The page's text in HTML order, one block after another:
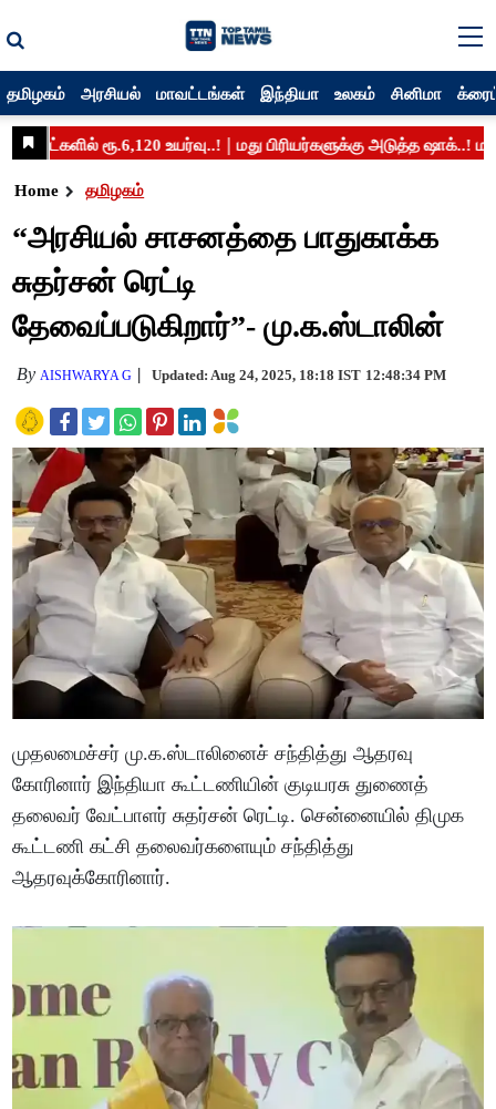
தமிழகம் அரசியல் மாவட்டங்கள் இந்தியா உலகம் சினிமா
Home தமிழகம்
“அரசியல் சாசனத்தை பாதுகாக்க
சுதர்சன் ரெட்டி
தேவைப்படுகிறார்”- மு.க.ஸ்டாலின்
By AISHWARYA G Updated: Aug 24, 2025, 18:18 IST 12:48:34 PM
முதலமைச்சர் மு.க.ஸ்டாலினைச் சந்தித்து ஆதரவு
கோரினார் இந்தியா கூட்டணியின் குடியரசு துணைத்
தலைவர் வேட்பாளர் சுதர்சன் ரெட்டி. சென்னையில் திமுக
கூட்டணி கட்சி தலைவர்களையும் சந்தித்து
ஆதரவுக்கோரினார்.